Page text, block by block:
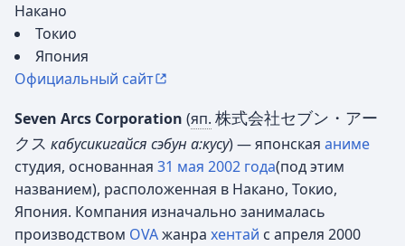
Накано
Токио
Япония
Официальный сайт
Seven Arcs Corporation (яп. 株式会社セブン・アー
クス кабусикигайся сэбун а:кусу)— японская аниме
студия, основанная 31 мая 2002 года(под этим
названием), расположенная в Накано, Токио,
Япония. Компания изначально занималась
производством OVAжанра хентай с апреля 2000